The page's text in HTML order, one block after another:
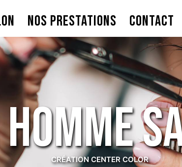
NOS PRESTATIONS CONTACT
CRÉATION CENTER COLOR